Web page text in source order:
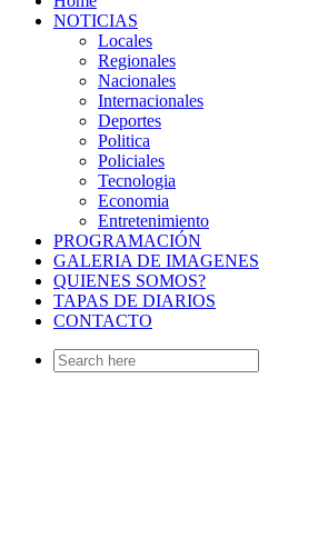
NOTICIAS
Locales
Regionales
Nacionales
Internacionales
Deportes
Politica
Policiales
Tecnologia
Economia
Entretenimiento
PROGRAMACIÓN
GALERIA DE IMAGENES
QUIENES SOMOS?
TAPAS DE DIARIOS
CONTACTO
Search
for: